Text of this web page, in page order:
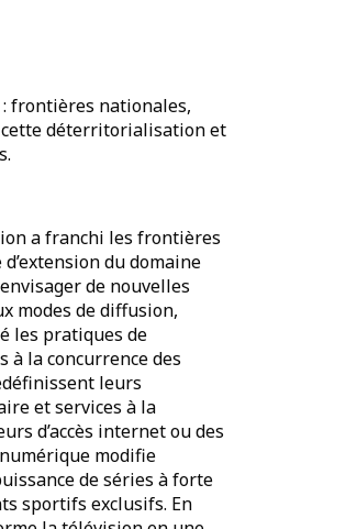
: frontières nationales,
cette déterritorialisation et
a franchi les frontières
du domaine
de nouvelles
modes de diffusion,
les pratiques de
à la concurrence des
leurs
et services à la
d’accès internet ou des
modifie
de séries à forte
sportifs exclusifs. En